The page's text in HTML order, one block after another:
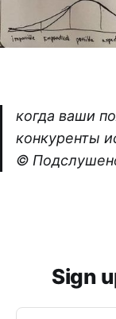
когда ваши
конкуренты
©
Sign